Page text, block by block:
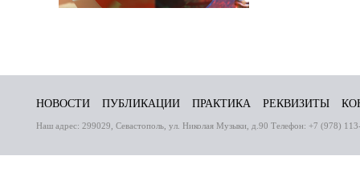
НОВОСТИ ПУБЛИКАЦИИ ПРАКТИКА РЕКВИЗИТЫ
Наш адрес: 299029, Севастополь, ул. Николая Музыки, д.90 Телефон: +7 (978)